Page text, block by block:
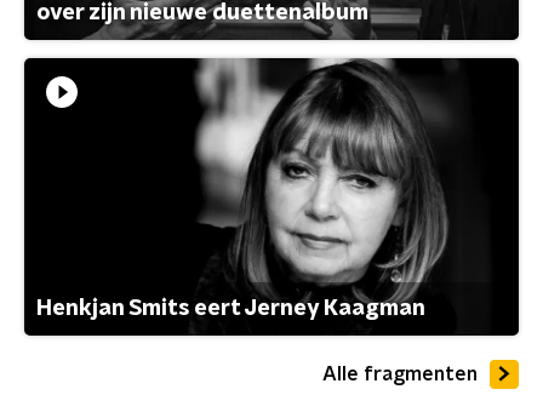
over zijn nieuwe duettenalbum
Henkjan Smits eert Jerney Kaagman
Alle fragmenten